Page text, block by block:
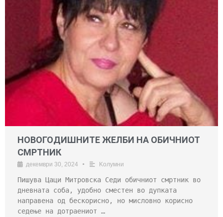
НОВОГОДИШНИТЕ ЖЕЛБИ НА ОБИЧНИОТ
СМРТНИК
декември 30, 2024 • Kолумни
Пишува Цаци Митровска Седи обичниот смртник во
дневната соба, удобно сместен во дупката
направена од бескорисно, но мисловно корисно
седење на дотраениот …